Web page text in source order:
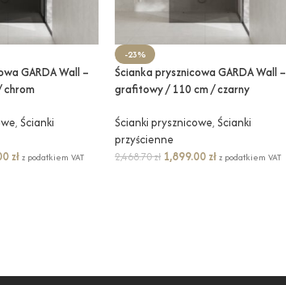
GARDA Wall –
chrom
, Ścianki
zł z podatkiem VAT
-23%
Ścianka prysznicowa GARDA Wall –
grafitowy / 110 cm / czarny
Ścianki prysznicowe, Ścianki
przyścienne
2,468.70zł 1,899.00 złz podatkiem VAT